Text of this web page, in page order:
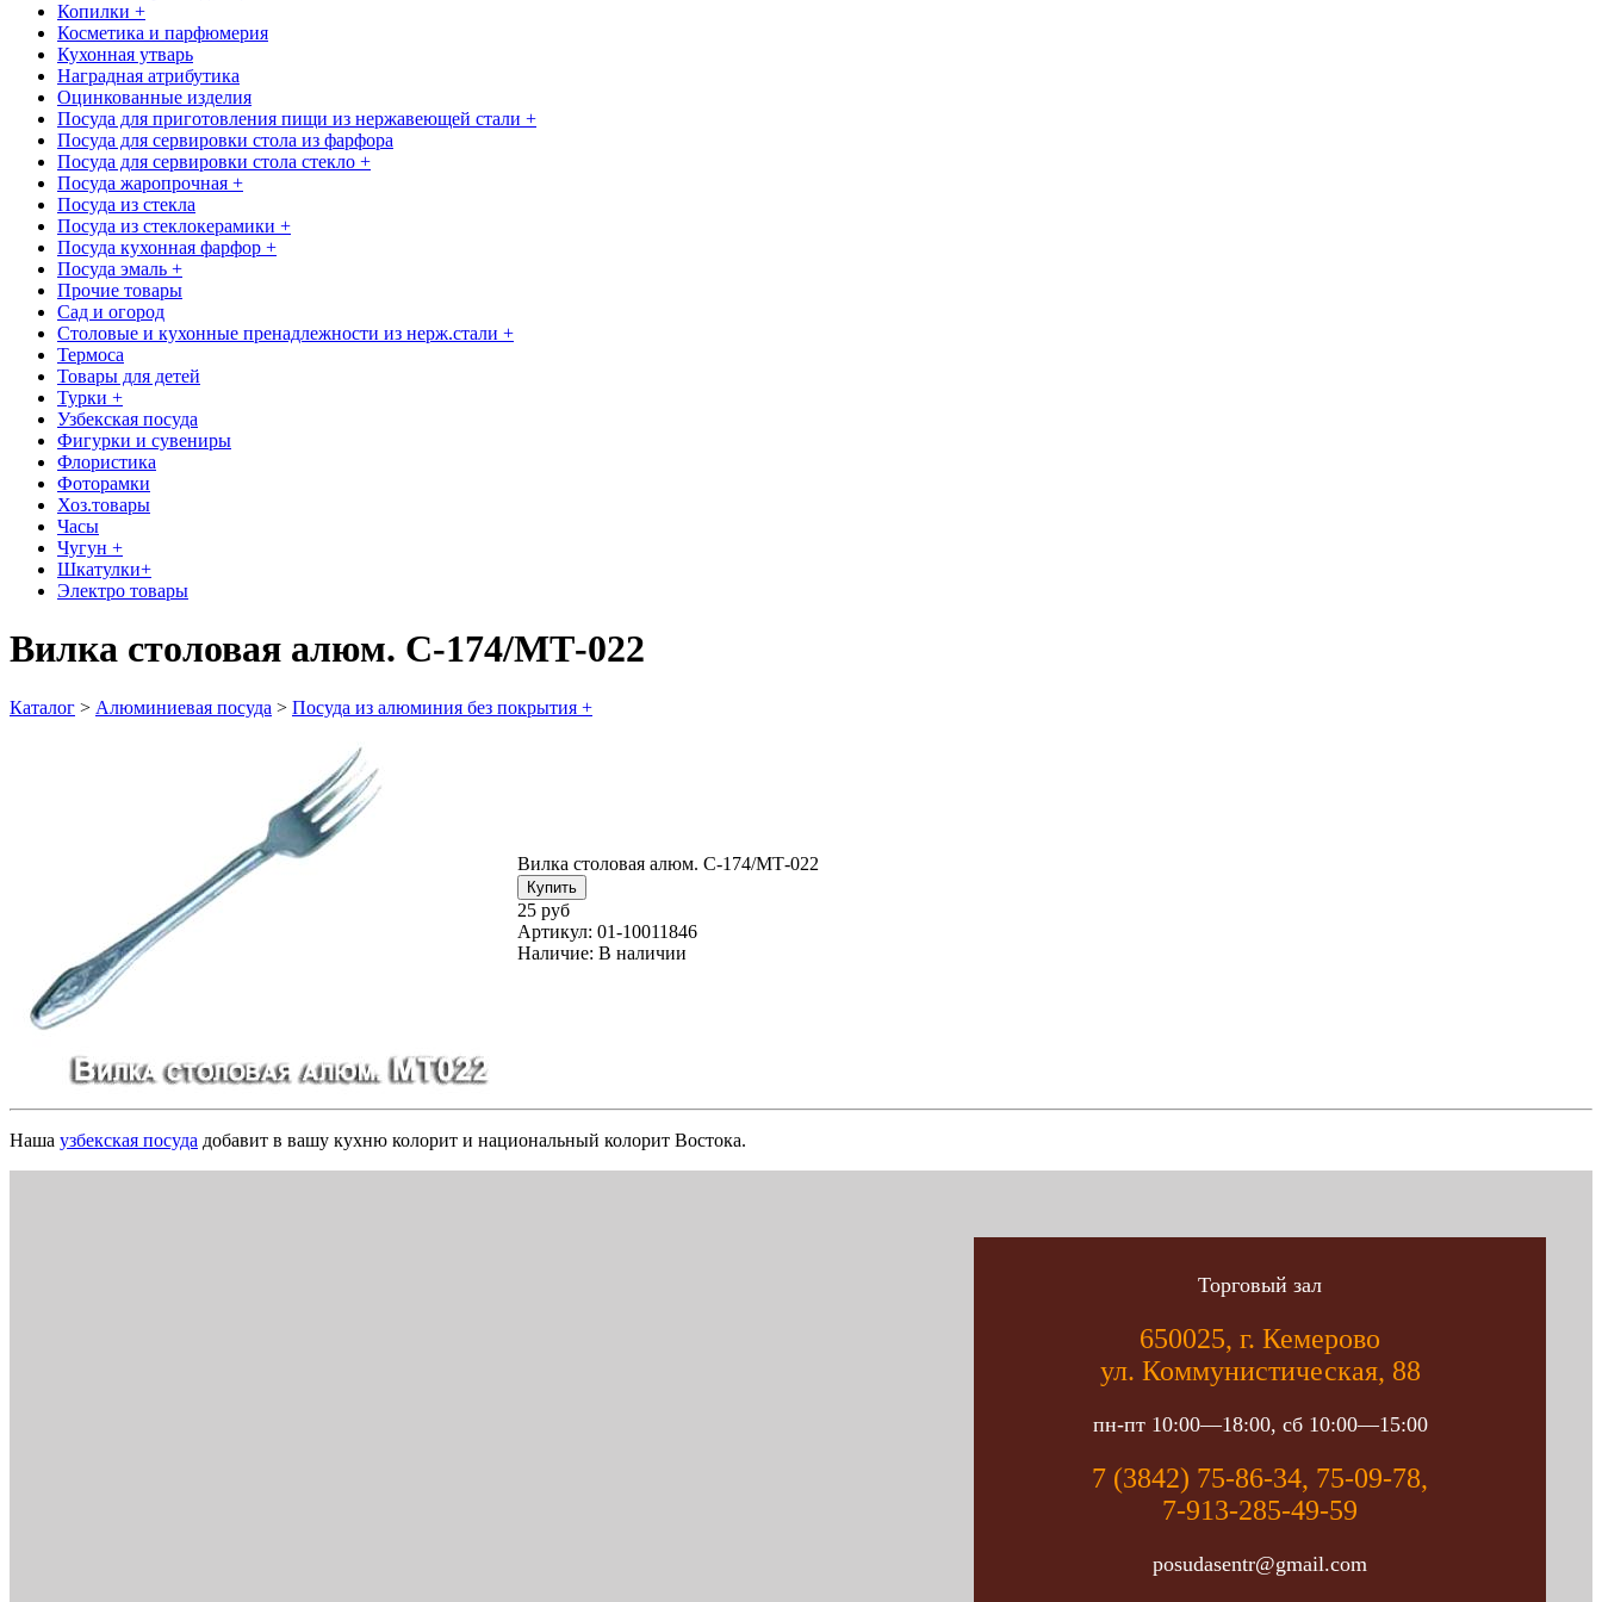
Копилки +
Косметика и парфюмерия
Кухонная утварь
Наградная атрибутика
Оцинкованные изделия
Посуда для приготовления пищи из нержавеющей стали +
Посуда для сервировки стола из фарфора
Посуда для сервировки стола стекло +
Посуда жаропрочная +
Посуда из стекла
Посуда из стеклокерамики +
Посуда кухонная фарфор +
Посуда эмаль +
Прочие товары
Сад и огород
Столовые и кухонные пренадлежности из нерж.стали +
Термоса
Товары для детей
Турки +
Узбекская посуда
Фигурки и сувениры
Флористика
Фоторамки
Хоз.товары
Часы
Чугун +
Шкатулки+
Электро товары
Вилка столовая алюм. С-174/МТ-022
Каталог > Алюминиевая посуда > Посуда из алюминия без покрытия +
Вилка столовая алюм. С-174/МТ-022
25 руб
Артикул: 01-10011846
Наличие: В наличии
Наша узбекская посуда добавит в вашу кухню колорит и национальный колорит Востока.
Торговый зал
650025, г. Кемерово
ул. Коммунистическая, 88
пн-пт 10:00—18:00, сб 10:00—15:00
7 (3842) 75-86-34, 75-09-78,
7-913-285-49-59
posudasentr@gmail.com